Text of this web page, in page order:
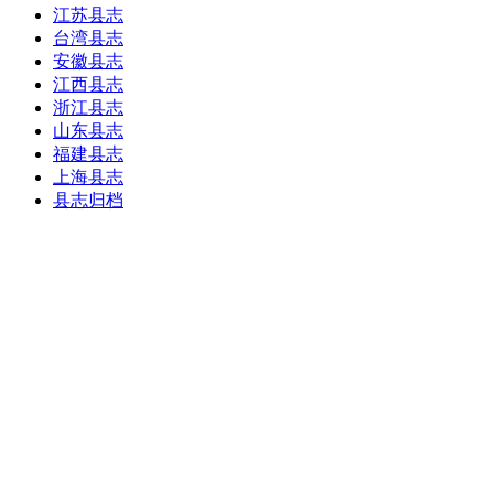
江苏县志
台湾县志
安徽县志
江西县志
浙江县志
山东县志
福建县志
上海县志
县志归档